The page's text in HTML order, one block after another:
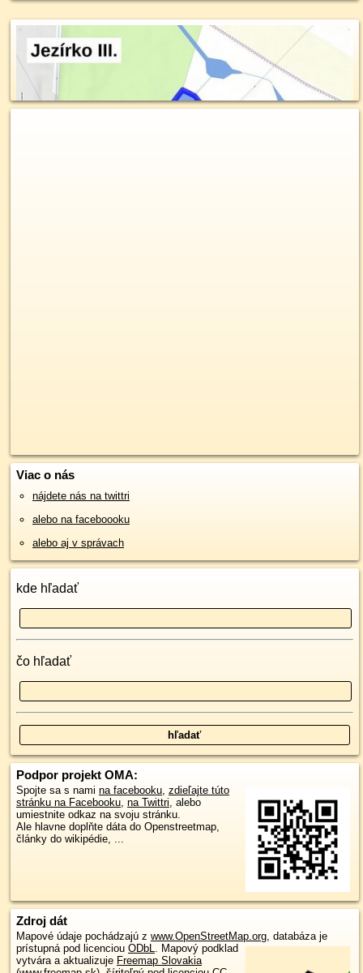
Viac o nás
nájdete nás na twittri
alebo na faceboooku
alebo aj v správach
kde hľadať
čo hľadať
Podpor projekt OMA:
Spojte sa s nami na facebooku, zdieľajte túto
stránku na Facebooku, na Twittri, alebo
umiestnite odkaz na svoju stránku.
Ale hlavne doplňte dáta do Openstreetmap,
články do wikipédie, ...
Zdroj dát
Mapové údaje pochádzajú z www.OpenStreetMap.org, databáza je
prístupná pod licenciou ODbL. Mapový podklad
vytvára a aktualizuje Freemap Slovakia